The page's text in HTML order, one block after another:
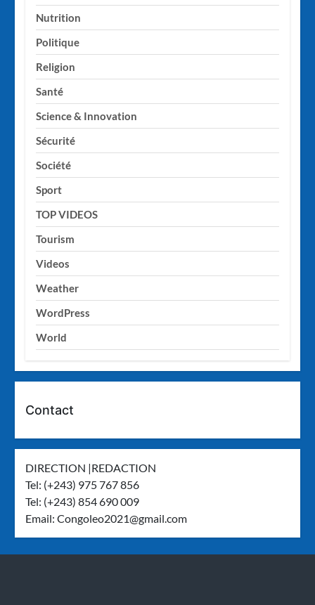
Nutrition
Politique
Religion
Santé
Science & Innovation
Sécurité
Société
Sport
TOP VIDEOS
Tourism
Videos
Weather
WordPress
World
Contact
DIRECTION |REDACTION
Tel: (+243) 975 767 856
Tel: (+243) 854 690 009
Email:Congoleo2021@gmail.com